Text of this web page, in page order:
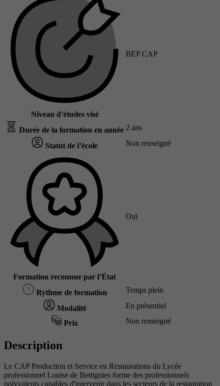
Niveau d’études visé
BEP CAP
Durée de la formation en année 2 ans
Statut de l’école Non renseigné
Formation reconnue par l’État
Oui
Rythme de formation Temps plein
Modalité En présentiel
Prix Non renseigné
Description
Le CAP Production et Service en Restaurations du Lycée
professionnel Louise de Bettignies forme des professionnels
polyvalents capables d'intervenir dans les secteurs de la restauration